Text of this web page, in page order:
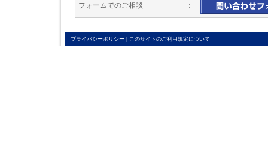
フォームでのご相談 ：
プライバシーポリシー | このサイトのご利用規定について